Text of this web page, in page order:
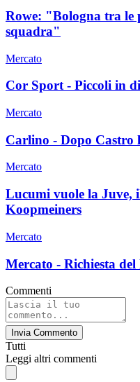
Rowe: "Bologna tra le
squadra"
Mercato
Cor Sport - Piccoli in
Mercato
Carlino - Dopo Castro
Mercato
Lucumi vuole la Juve,
Koopmeiners
Mercato
Mercato - Richiesta
Commenti
Invia Commento
Tutti
Leggi altri commenti